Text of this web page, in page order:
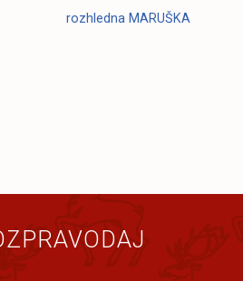
rozhledna MARUŠKA